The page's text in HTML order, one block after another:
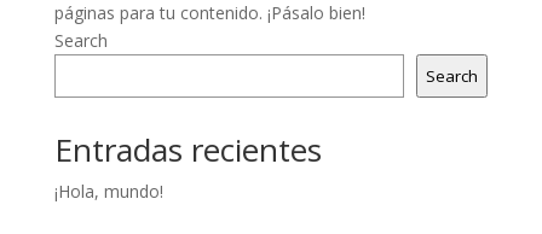
páginas para tu contenido. ¡Pásalo bien!
Search
Search
Entradas recientes
¡Hola, mundo!